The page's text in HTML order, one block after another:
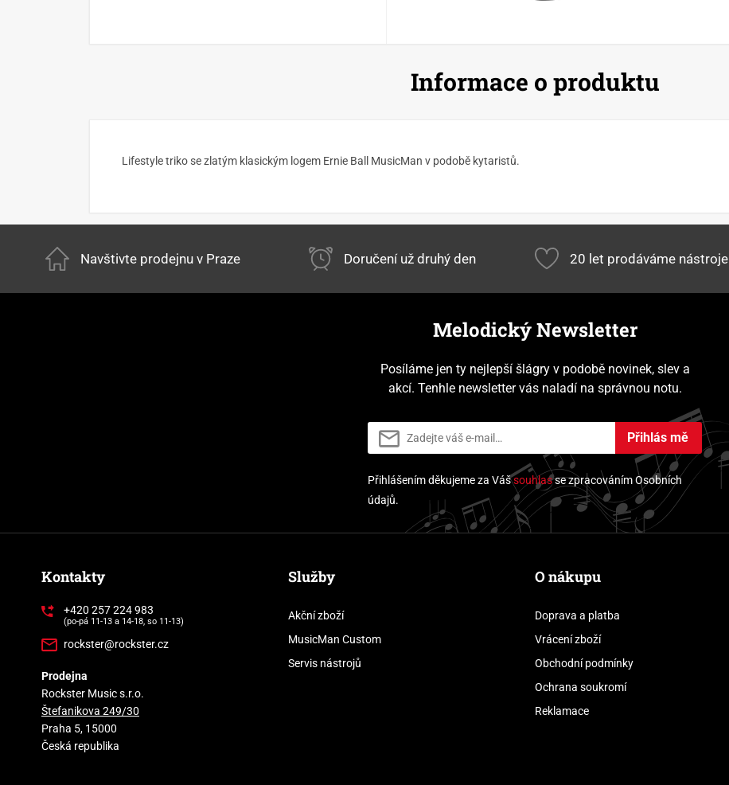
Informace o produktu
Lifestyle triko se zlatým klasickým logem Ernie Ball MusicMan v podobě kytaristů.
Navštivte prodejnu v Praze Doručení už druhý den 20 let prodáváme nástroje
Melodický Newsletter
Posíláme jen ty nejlepší šlágry v podobě novinek, slev a
akcí. Tenhle newsletter vás naladí na správnou notu.
Přihlás mě
Přihlášením děkujeme za Vášsouhlasse zpracováním Osobních
údajů.
Kontakty
+420 257 224 983
(po-pá 11-13 a 14-18, so 11-13)
rockster@rockster.cz
Prodejna
Rockster Music s.r.o.
Štefanikova 249/30
Praha 5, 15000
Česká republika
Služby
Akční zboží
MusicMan Custom
Servis nástrojů
O nákupu
Doprava a platba
Vrácení zboží
Obchodní podmínky
Ochrana soukromí
Reklamace